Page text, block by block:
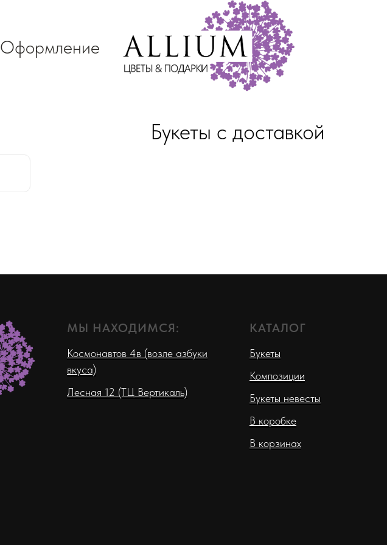
Оформление
Букеты с доставкой
МЫ НАХОДИМСЯ:
Космонавтов 4в (возле азбуки
вкуса)
Лесная 12 (ТЦ Вертикаль)
КАТАЛОГ
Букеты
Композиции
Букеты невесты
В коробке
В корзинах